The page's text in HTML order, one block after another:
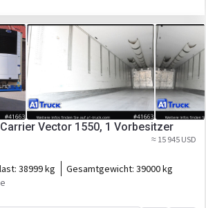
2600 mm
4000 mm
luft
Scheibenbremse
SCHMITZ SKO 24, Carrier Vector 1550, 1 Vorbesitzer
≈ 15 945 USD
38999 kg Gesamtgewicht: 39000 kg